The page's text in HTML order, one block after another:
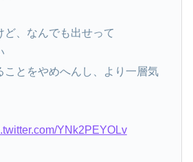
ど、なんでも出せって
ことをやめへんし、より一層気
YNk2PEYOLv